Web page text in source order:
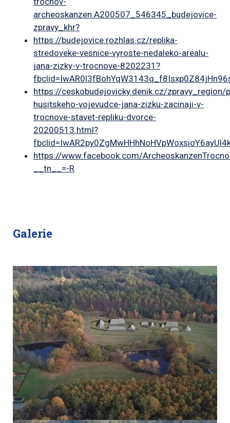
archeoskanzen.A200507_546345_budejovice-
zpravy_khr?
https://budejovice.rozhlas.cz/replika-
stredoveke-vesnice-vyroste-nedaleko-arealu-
jana-zizky-v-trocnove-8202231?
https://ceskobudejovicky.denik.cz/zpravy_region/
husitskeho-vojevudce-jana-zizku-zacinaji-v-
trocnove-stavet-repliku-dvorce-
20200513.html?
https://www.facebook.com/
__tn__=-R
Galerie